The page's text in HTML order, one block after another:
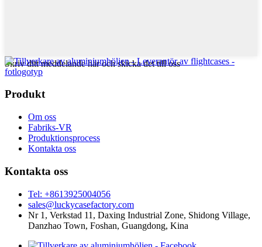
Skriv ditt meddelande här och skicka det till oss
Produkt
Om oss
Fabriks-VR
Produktionsprocess
Kontakta oss
Kontakta oss
Tel: +8613925004056
sales@luckycasefactory.com
Nr 1, Verkstad 11, Daxing Industrial Zone, Shidong Village,
Danzhao Town, Foshan, Guangdong, Kina